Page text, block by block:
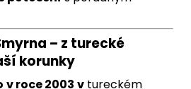
– z turecké
korunky
v roce 2003 v tureckém